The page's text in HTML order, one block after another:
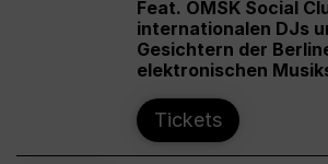
Feat. OMSK Social
internationalen DJs
Gesichtern der
elektronischen
Tickets